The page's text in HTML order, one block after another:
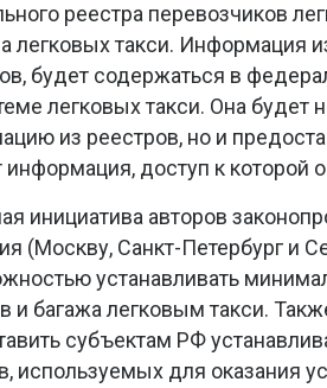
реестра перевозчиков
легковых такси. Информация
будет содержаться в
легковых такси. Она будет
из реестров, но и
доступ к которой
инициатива авторов
(Москву, Санкт-Петербург и
устанавливать
и багажа легковым такси.
субъектам РФ
используемых для оказания